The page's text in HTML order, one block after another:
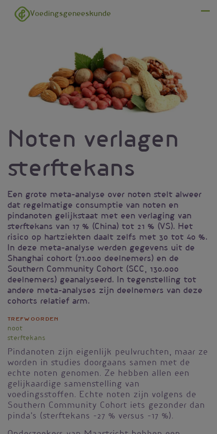
Overslaan en naar de inhoud gaan
Voedingsgeneeskunde
Noten verlagen
sterftekans
Een grote meta-analyse over noten stelt alweer
dat regelmatige consumptie van noten en
pindanoten gelijkstaat met een verlaging van
sterftekans van 17 % (China) tot 21 % (VS). Het
risico op hartziekten daalt zelfs met 30 tot 40 %.
In deze meta-analyse werden gegevens uit de
Shanghai cohort (71.000 deelnemers) en de
Southern Community Cohort (SCC, 130.000
deelnemers) geanalyseerd. In tegenstelling tot
andere meta-analyses zijn deelnemers van deze
cohorts relatief arm.
Trefwoorden
noot
sterftekans
Pindanoten zijn eigenlijk peulvruchten, maar ze
worden in studies doorgaans samen met de
echte noten genomen. Ze hebben allen een
gelijkaardige samenstelling van
voedingsstoffen. Echte noten zijn volgens de
Southern Community Cohort iets gezonder dan
pinda's (sterftekans -27 % versus -17 %).